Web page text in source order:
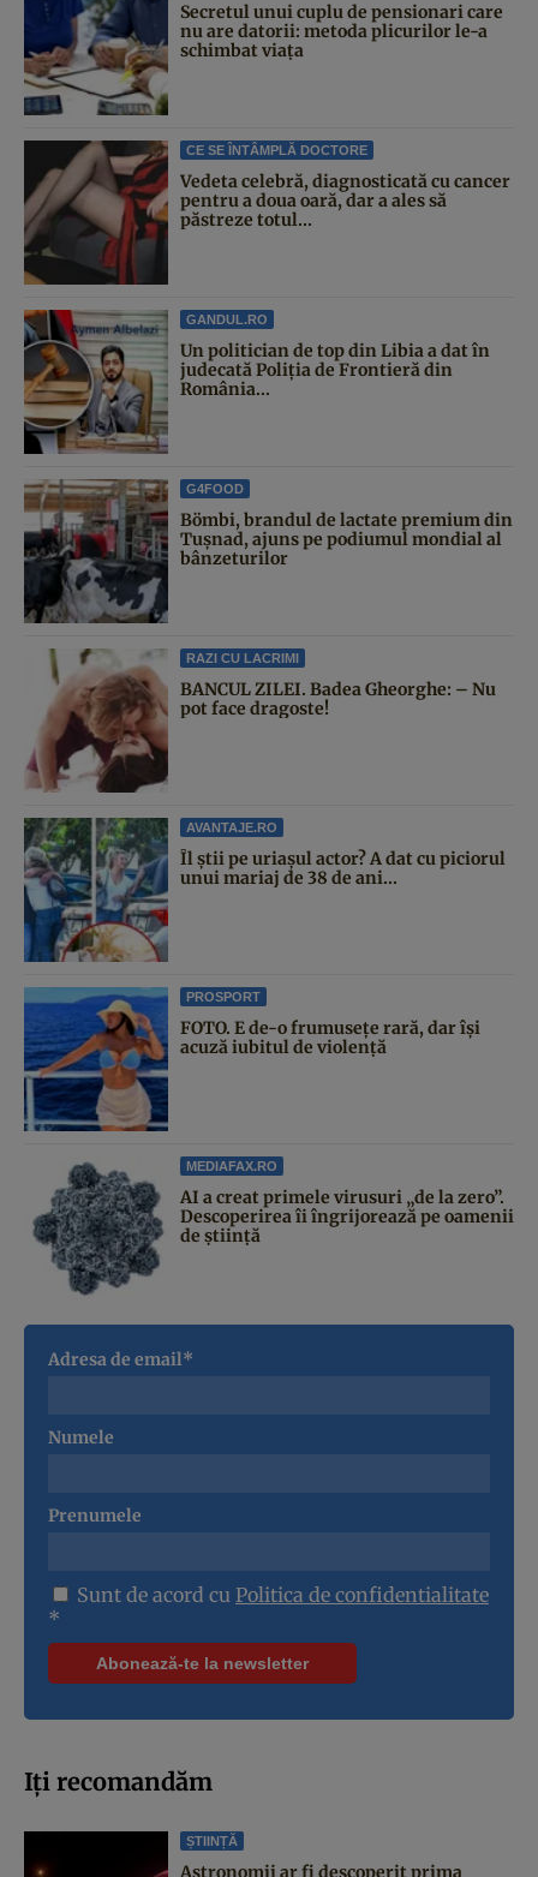
Secretul unui cuplu de pensionari care
nu are datorii: metoda plicurilor le-a
schimbat viața
CE SE ÎNTÂMPLĂ DOCTORE
Vedeta celebră, diagnosticată cu cancer
pentru a doua oară, dar a ales să
păstreze totul...
GANDUL.RO
Un politician de top din Libia a dat în
judecată Poliția de Frontieră din
România...
G4FOOD
Bömbi, brandul de lactate premium din
Tușnad, ajuns pe podiumul mondial al
bânzeturilor
RAZI CU LACRIMI
BANCUL ZILEI. Badea Gheorghe: – Nu
pot face dragoste!
AVANTAJE.RO
Îl știi pe uriașul actor? A dat cu piciorul
unui mariaj de 38 de ani...
PROSPORT
FOTO. E de-o frumusețe rară, dar își
acuză iubitul de violență
MEDIAFAX.RO
AI a creat primele virusuri „de la zero”.
Descoperirea îi îngrijorează pe oamenii
de știință
Adresa de email*
Numele
Prenumele
Sunt de acord cu Politica de confidentialitate
*
Iți recomandăm
ȘTIINȚĂ
Astronomii ar fi descoperit prima